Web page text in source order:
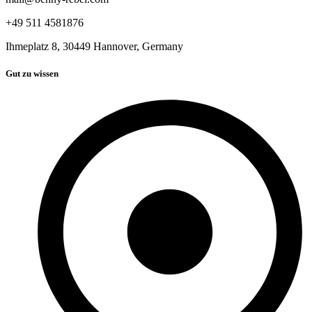
+49 511 4581876
Ihmeplatz 8, 30449 Hannover, Germany
Gut zu wissen